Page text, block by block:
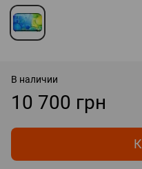
В наличии
10 700 грн